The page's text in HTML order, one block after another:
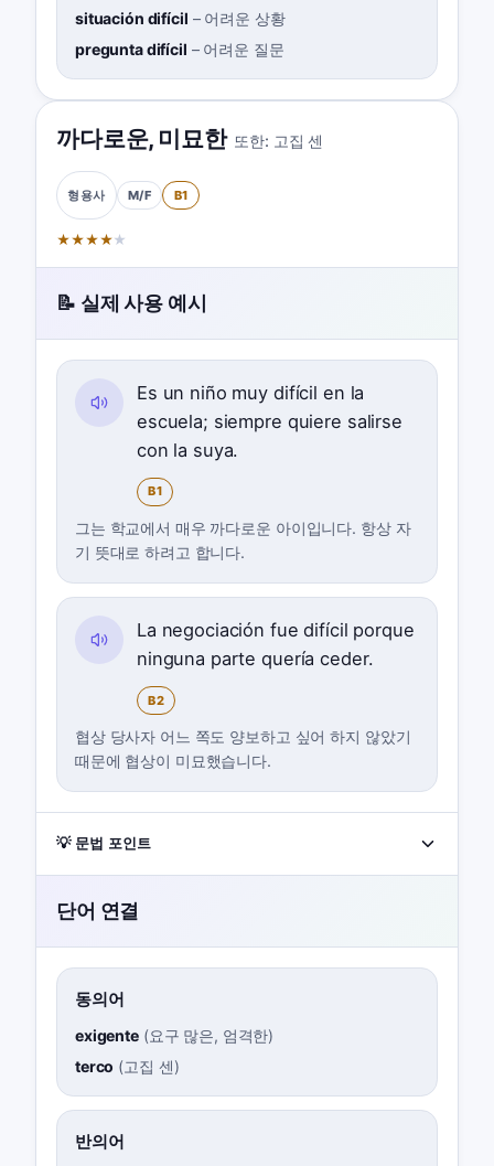
situación difícil – 어려운 상황
pregunta difícil – 어려운 질문
까다로운, 미묘한 또한: 고집 센
형용사 M/F B1
★★★★★
📝 실제 사용 예시
Es un niño muy difícil en la
escuela; siempre quiere salirse
con la suya.
B1
그는 학교에서 매우 까다로운 아이입니다. 항상 자
기 뜻대로 하려고 합니다.
La negociación fue difícil porque
ninguna parte quería ceder.
B2
협상 당사자 어느 쪽도 양보하고 싶어 하지 않았기
때문에 협상이 미묘했습니다.
💡 문법 포인트
단어 연결
동의어
exigente(요구 많은, 엄격한)
terco (고집 센)
반의어